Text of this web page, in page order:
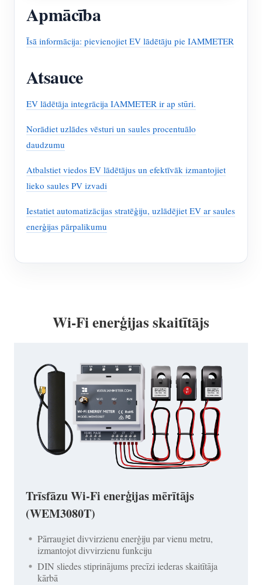
Apmācība
Īsā informācija: pievienojiet EV lādētāju pie IAMMETER
Atsauce
EV lādētāja integrācija IAMMETER ir ap stūri.
Norādiet uzlādes vēsturi un saules procentuālo
daudzumu
Atbalstiet viedos EV lādētājus un efektīvāk izmantojiet
lieko saules PV izvadi
Iestatiet automatizācijas stratēģiju, uzlādējiet EV ar saules
enerģijas pārpalikumu
Wi-Fi enerģijas skaitītājs
Trīsfāzu Wi-Fi enerģijas mērītājs
(WEM3080T)
Pārraugiet divvirzienu enerģiju par vienu metru,
izmantojot divvirzienu funkciju
DIN sliedes stiprinājums precīzi iederas skaitītāja
kārbā